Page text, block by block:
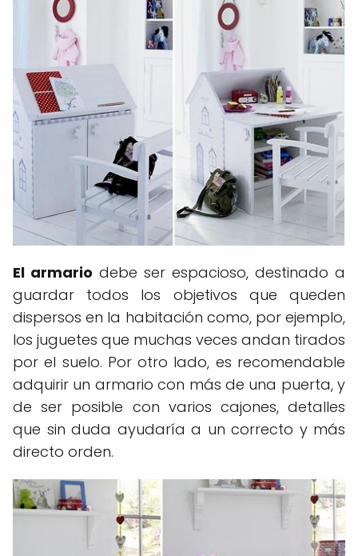
El armario debe ser espacioso, destinado a
guardar todos los objetivos que queden
dispersos en la habitación como, por ejemplo,
los juguetes que muchas veces andan tirados
por el suelo. Por otro lado, es recomendable
adquirir un armario con más de una puerta, y
de ser posible con varios cajones, detalles
que sin duda ayudaría a un correcto y más
directo orden.